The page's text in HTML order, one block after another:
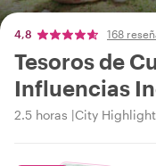
4,8 168
Tesoros de
Influencias
2.5 horas City Highlight